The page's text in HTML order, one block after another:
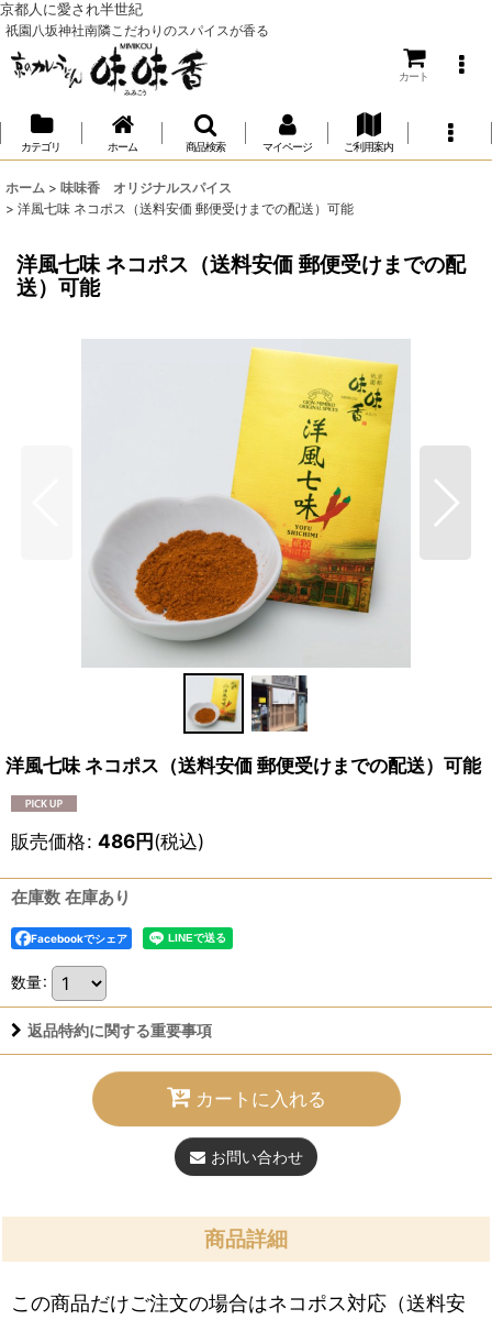
京都人に愛され半世紀
祇園八坂神社南隣こだわりのスパイスが香る
カート
カテゴリ ホーム 商品検索 マイページ ご利用案内
ホーム > 味味香 オリジナルスパイス
> 洋風七味 ネコポス（送料安価 郵便受けまでの配送）可能
洋風七味 ネコポス（送料安価 郵便受けまでの配
送）可能
洋風七味 ネコポス（送料安価 郵便受けまでの配送）可能
販売価格: 486円(税込)
在庫数 在庫あり
Facebookでシェア
数量:
返品特約に関する重要事項
カートに入れる
お問い合わせ
商品詳細
この商品だけご注文の場合はネコポス対応（送料安